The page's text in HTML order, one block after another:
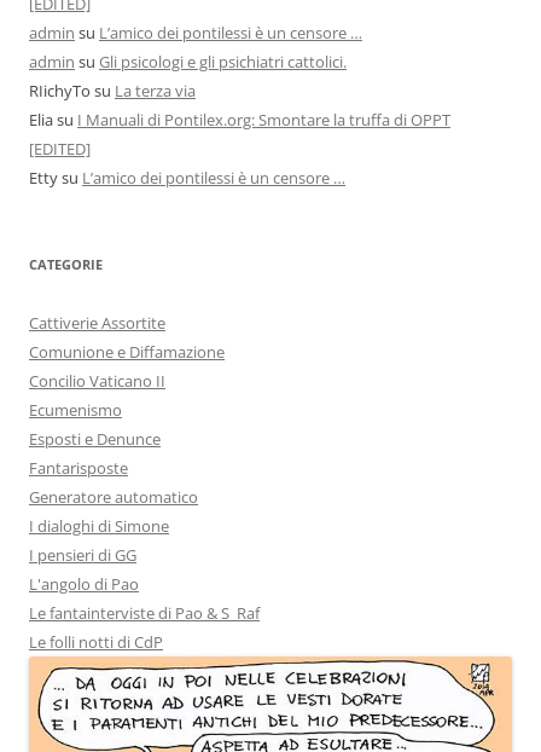
admin su L’amico dei pontilessi è un censore …
admin su Gli psicologi e gli psichiatri cattolici.
RIichyTo su La terza via
Eliasu I Manuali di Pontilex.org: Smontare la truffa di OPPT
[EDITED]
Ettysu L’amico dei pontilessi è un censore …
CATEGORIE
Cattiverie Assortite
Comunione e Diffamazione
Concilio Vaticano II
Ecumenismo
Esposti e Denunce
Fantarisposte
Generatore automatico
I dialoghi di Simone
I pensieri di GG
L'angolo di Pao
Le fantainterviste di Pao & S_Raf
Le folli notti di CdP